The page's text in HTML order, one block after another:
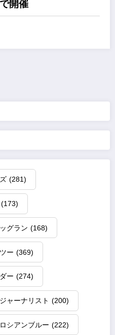
開催
(281)
(173)
ッグラン (168)
ー (369)
ー (274)
ャーナリスト (200)
ロシアンブルー (222)